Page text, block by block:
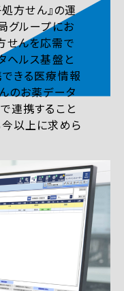
方せん』の運
グループにお
せんを応需で
ヘルス基盤と
きる医療情報
のお薬データ
連携すること
以上に求めら